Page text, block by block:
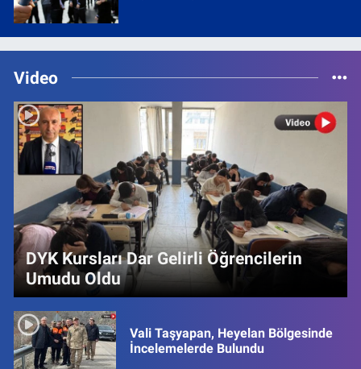
Video
DYK Kursları Dar Gelirli Öğrencilerin
Umudu Oldu
Vali Taşyapan, Heyelan Bölgesinde
İncelemelerde Bulundu